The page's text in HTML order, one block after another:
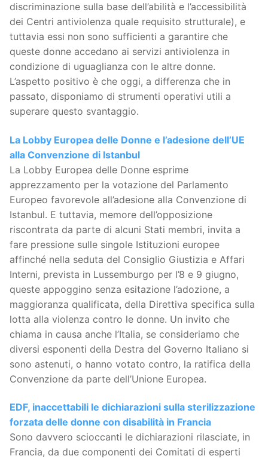
discriminazione sulla base dell’abilità e l’accessibilità
dei Centri antiviolenza quale requisito strutturale), e
tuttavia essi non sono sufficienti a garantire che
queste donne accedano ai servizi antiviolenza in
condizione di uguaglianza con le altre donne.
L’aspetto positivo è che oggi, a differenza che in
passato, disponiamo di strumenti operativi utili a
superare questo svantaggio.
La Lobby Europea delle Donne e l’adesione dell’UE
alla Convenzione di Istanbul
La Lobby Europea delle Donne esprime
apprezzamento per la votazione del Parlamento
Europeo favorevole all’adesione alla Convenzione di
Istanbul. E tuttavia, memore dell’opposizione
riscontrata da parte di alcuni Stati membri, invita a
fare pressione sulle singole Istituzioni europee
affinché nella seduta del Consiglio Giustizia e Affari
Interni, prevista in Lussemburgo per l’8 e 9 giugno,
queste appoggino senza esitazione l’adozione, a
maggioranza qualificata, della Direttiva specifica sulla
lotta alla violenza contro le donne. Un invito che
chiama in causa anche l’Italia, se consideriamo che
diversi esponenti della Destra del Governo Italiano si
sono astenuti, o hanno votato contro, la ratifica della
Convenzione da parte dell’Unione Europea.
EDF, inaccettabili le dichiarazioni sulla sterilizzazione
forzata delle donne con disabilità in Francia
Sono davvero scioccanti le dichiarazioni rilasciate, in
Francia, da due componenti dei Comitati di esperti